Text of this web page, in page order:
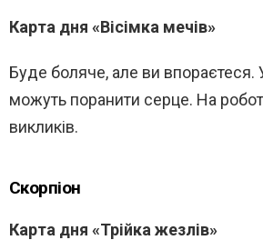
Карта дня «Вісімка мечів»
Буде боляче, але ви впораєтеся.
можуть поранити серце. На
викликів.
Скорпіон
Карта дня «Трійка жезлів»